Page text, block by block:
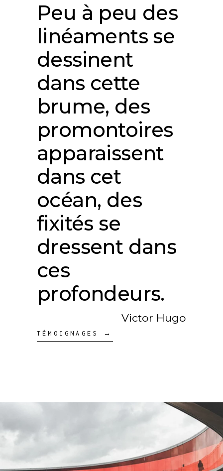
Peu à peu des
linéaments se
dessinent
dans cette
brume, des
promontoires
apparaissent
dans cet
océan, des
fixités se
dressent dans
ces
profondeurs.
Victor Hugo
TÉMOIGNAGES →